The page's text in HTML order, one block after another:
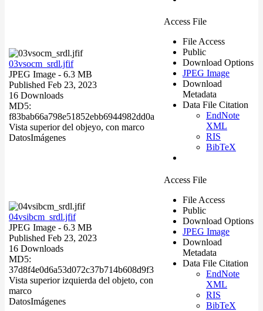
03vsocm_srdl.jfif
JPEG Image - 6.3 MB
Published Feb 23, 2023
16 Downloads
MD5:
f83bab66a798e51852ebb6944982dd0a
Vista superior del objeyo, con marco
DatosImágenes
Access File
File Access
Public
Download Options
JPEG Image
Download
Metadata
Data File Citation
EndNote
XML
RIS
BibTeX
04vsibcm_srdl.jfif
JPEG Image - 6.3 MB
Published Feb 23, 2023
16 Downloads
MD5:
37d8f4e0d6a53d072c37b714b608d9f3
Vista superior izquierda del objeto, con
marco
DatosImágenes
Access File
File Access
Public
Download Options
JPEG Image
Download
Metadata
Data File Citation
EndNote
XML
RIS
BibTeX